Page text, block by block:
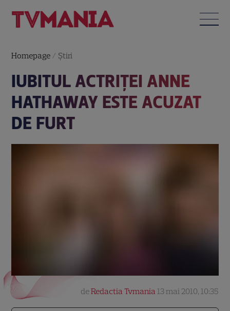
Homepage / Știri
IUBITUL ACTRIŢEI ANNE
HATHAWAY ESTE ACUZAT
DE FURT
deRedactia Tvmania 13 mai 2010, 10:35